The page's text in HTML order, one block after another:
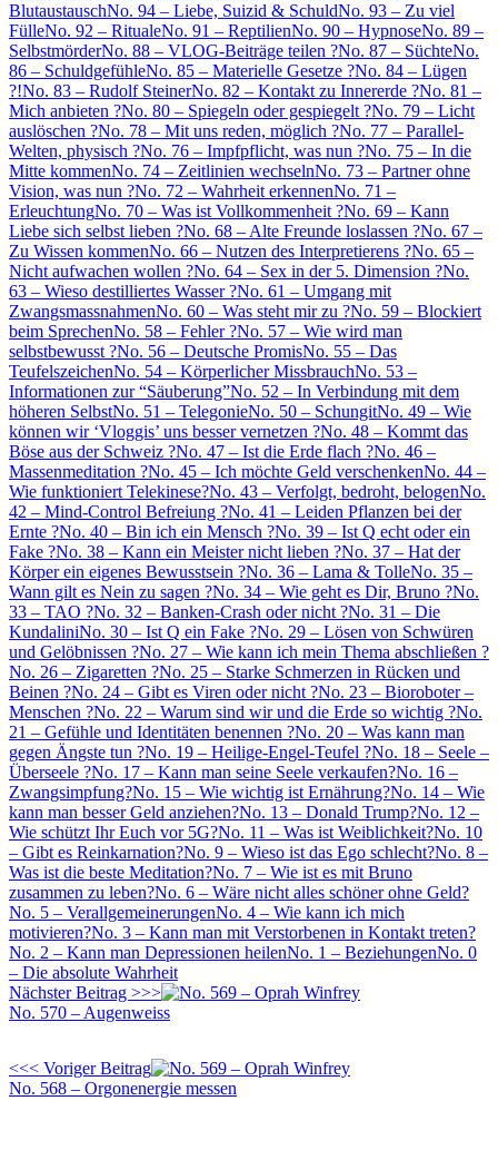
BlutaustauschNo. 94 – Liebe, Suizid & SchuldNo. 93 – Zu viel
FülleNo. 92 – RitualeNo. 91 – ReptilienNo. 90 – HypnoseNo. 89 –
SelbstmörderNo. 88 – VLOG-Beiträge teilen ?No. 87 – SüchteNo.
86 – SchuldgefühleNo. 85 – Materielle Gesetze ?No. 84 – Lügen
?!No. 83 – Rudolf SteinerNo. 82 – Kontakt zu Innererde ?No. 81 –
Mich anbieten ?No. 80 – Spiegeln oder gespiegelt ?No. 79 – Licht
auslöschen ?No. 78 – Mit uns reden, möglich ?No. 77 – Parallel-
Welten, physisch ?No. 76 – Impfpflicht, was nun ?No. 75 – In die
Mitte kommenNo. 74 – Zeitlinien wechselnNo. 73 – Partner ohne
Vision, was nun ?No. 72 – Wahrheit erkennenNo. 71 –
ErleuchtungNo. 70 – Was ist Vollkommenheit ?No. 69 – Kann
Liebe sich selbst lieben ?No. 68 – Alte Freunde loslassen ?No. 67 –
Zu Wissen kommenNo. 66 – Nutzen des Interpretierens ?No. 65 –
Nicht aufwachen wollen ?No. 64 – Sex in der 5. Dimension ?No.
63 – Wieso destilliertes Wasser ?No. 61 – Umgang mit
ZwangsmassnahmenNo. 60 – Was steht mir zu ?No. 59 – Blockiert
beim SprechenNo. 58 – Fehler ?No. 57 – Wie wird man
selbstbewusst ?No. 56 – Deutsche PromisNo. 55 – Das
TeufelszeichenNo. 54 – Körperlicher MissbrauchNo. 53 –
Informationen zur “Säuberung”No. 52 – In Verbindung mit dem
höheren SelbstNo. 51 – TelegonieNo. 50 – SchungitNo. 49 – Wie
können wir ‘Vloggis’ uns besser vernetzen ?No. 48 – Kommt das
Böse aus der Schweiz ?No. 47 – Ist die Erde flach ?No. 46 –
Massenmeditation ?No. 45 – Ich möchte Geld verschenkenNo. 44 –
Wie funktioniert Telekinese?No. 43 – Verfolgt, bedroht, belogenNo.
42 – Mind-Control Befreiung ?No. 41 – Leiden Pflanzen bei der
Ernte ?No. 40 – Bin ich ein Mensch ?No. 39 – Ist Q echt oder ein
Fake ?No. 38 – Kann ein Meister nicht lieben ?No. 37 – Hat der
Körper ein eigenes Bewusstsein ?No. 36 – Lama & TolleNo. 35 –
Wann gilt es Nein zu sagen ?No. 34 – Wie geht es Dir, Bruno ?No.
33 – TAO ?No. 32 – Banken-Crash oder nicht ?No. 31 – Die
KundaliniNo. 30 – Ist Q ein Fake ?No. 29 – Lösen von Schwüren
und Gelöbnissen ?No. 27 – Wie kann ich mein Thema abschließen ?
No. 26 – Zigaretten ?No. 25 – Starke Schmerzen in Rücken und
Beinen ?No. 24 – Gibt es Viren oder nicht ?No. 23 – Bioroboter –
Menschen ?No. 22 – Warum sind wir und die Erde so wichtig ?No.
21 – Gefühle und Identitäten benennen ?No. 20 – Was kann man
gegen Ängste tun ?No. 19 – Heilige-Engel-Teufel ?No. 18 – Seele –
Überseele ?No. 17 – Kann man seine Seele verkaufen?No. 16 –
Zwangsimpfung?No. 15 – Wie wichtig ist Ernährung?No. 14 – Wie
kann man besser Geld anziehen?No. 13 – Donald Trump?No. 12 –
Wie schützt Ihr Euch vor 5G?No. 11 – Was ist Weiblichkeit?No. 10
– Gibt es Reinkarnation?No. 9 – Wieso ist das Ego schlecht?No. 8 –
Was ist die beste Meditation?No. 7 – Wie ist es mit Bruno
zusammen zu leben?No. 6 – Wäre nicht alles schöner ohne Geld?
No. 5 – VerallgemeinerungenNo. 4 – Wie kann ich mich
motivieren?No. 3 – Kann man mit Verstorbenen in Kontakt treten?
No. 2 – Kann man Depressionen heilenNo. 1 – BeziehungenNo. 0
– Die absolute Wahrheit
Nächster Beitrag >>>
No. 570 – Augenweiss
<<< Voriger Beitrag
No. 568 – Orgonenergie messen